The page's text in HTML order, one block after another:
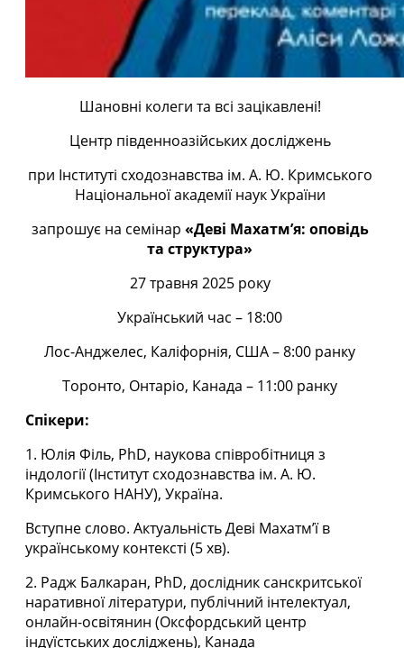
Шановні колеги та всі зацікавлені!
Центр південноазійських досліджень
при Інституті сходознавства ім. А. Ю. Кримського
Національної академії наук України
запрошує на семінар «Деві Махатм’я: оповідь
та структура»
27 травня 2025 року
Український час – 18:00
Лос-Анджелес, Каліфорнія, США – 8:00 ранку
Торонто, Онтаріо, Канада – 11:00 ранку
Спікери:
1. Юлія Філь, PhD, наукова співробітниця з
індології (Інститут сходознавства ім. А. Ю.
Кримського НАНУ), Україна.
Вступне слово. Актуальність Деві Махатм’ї в
українському контексті (5 хв).
2. Радж Балкаран, PhD, дослідник санскритської
наративної літератури, публічний інтелектуал,
онлайн-освітянин (Оксфордський центр
індуїстських досліджень), Канада